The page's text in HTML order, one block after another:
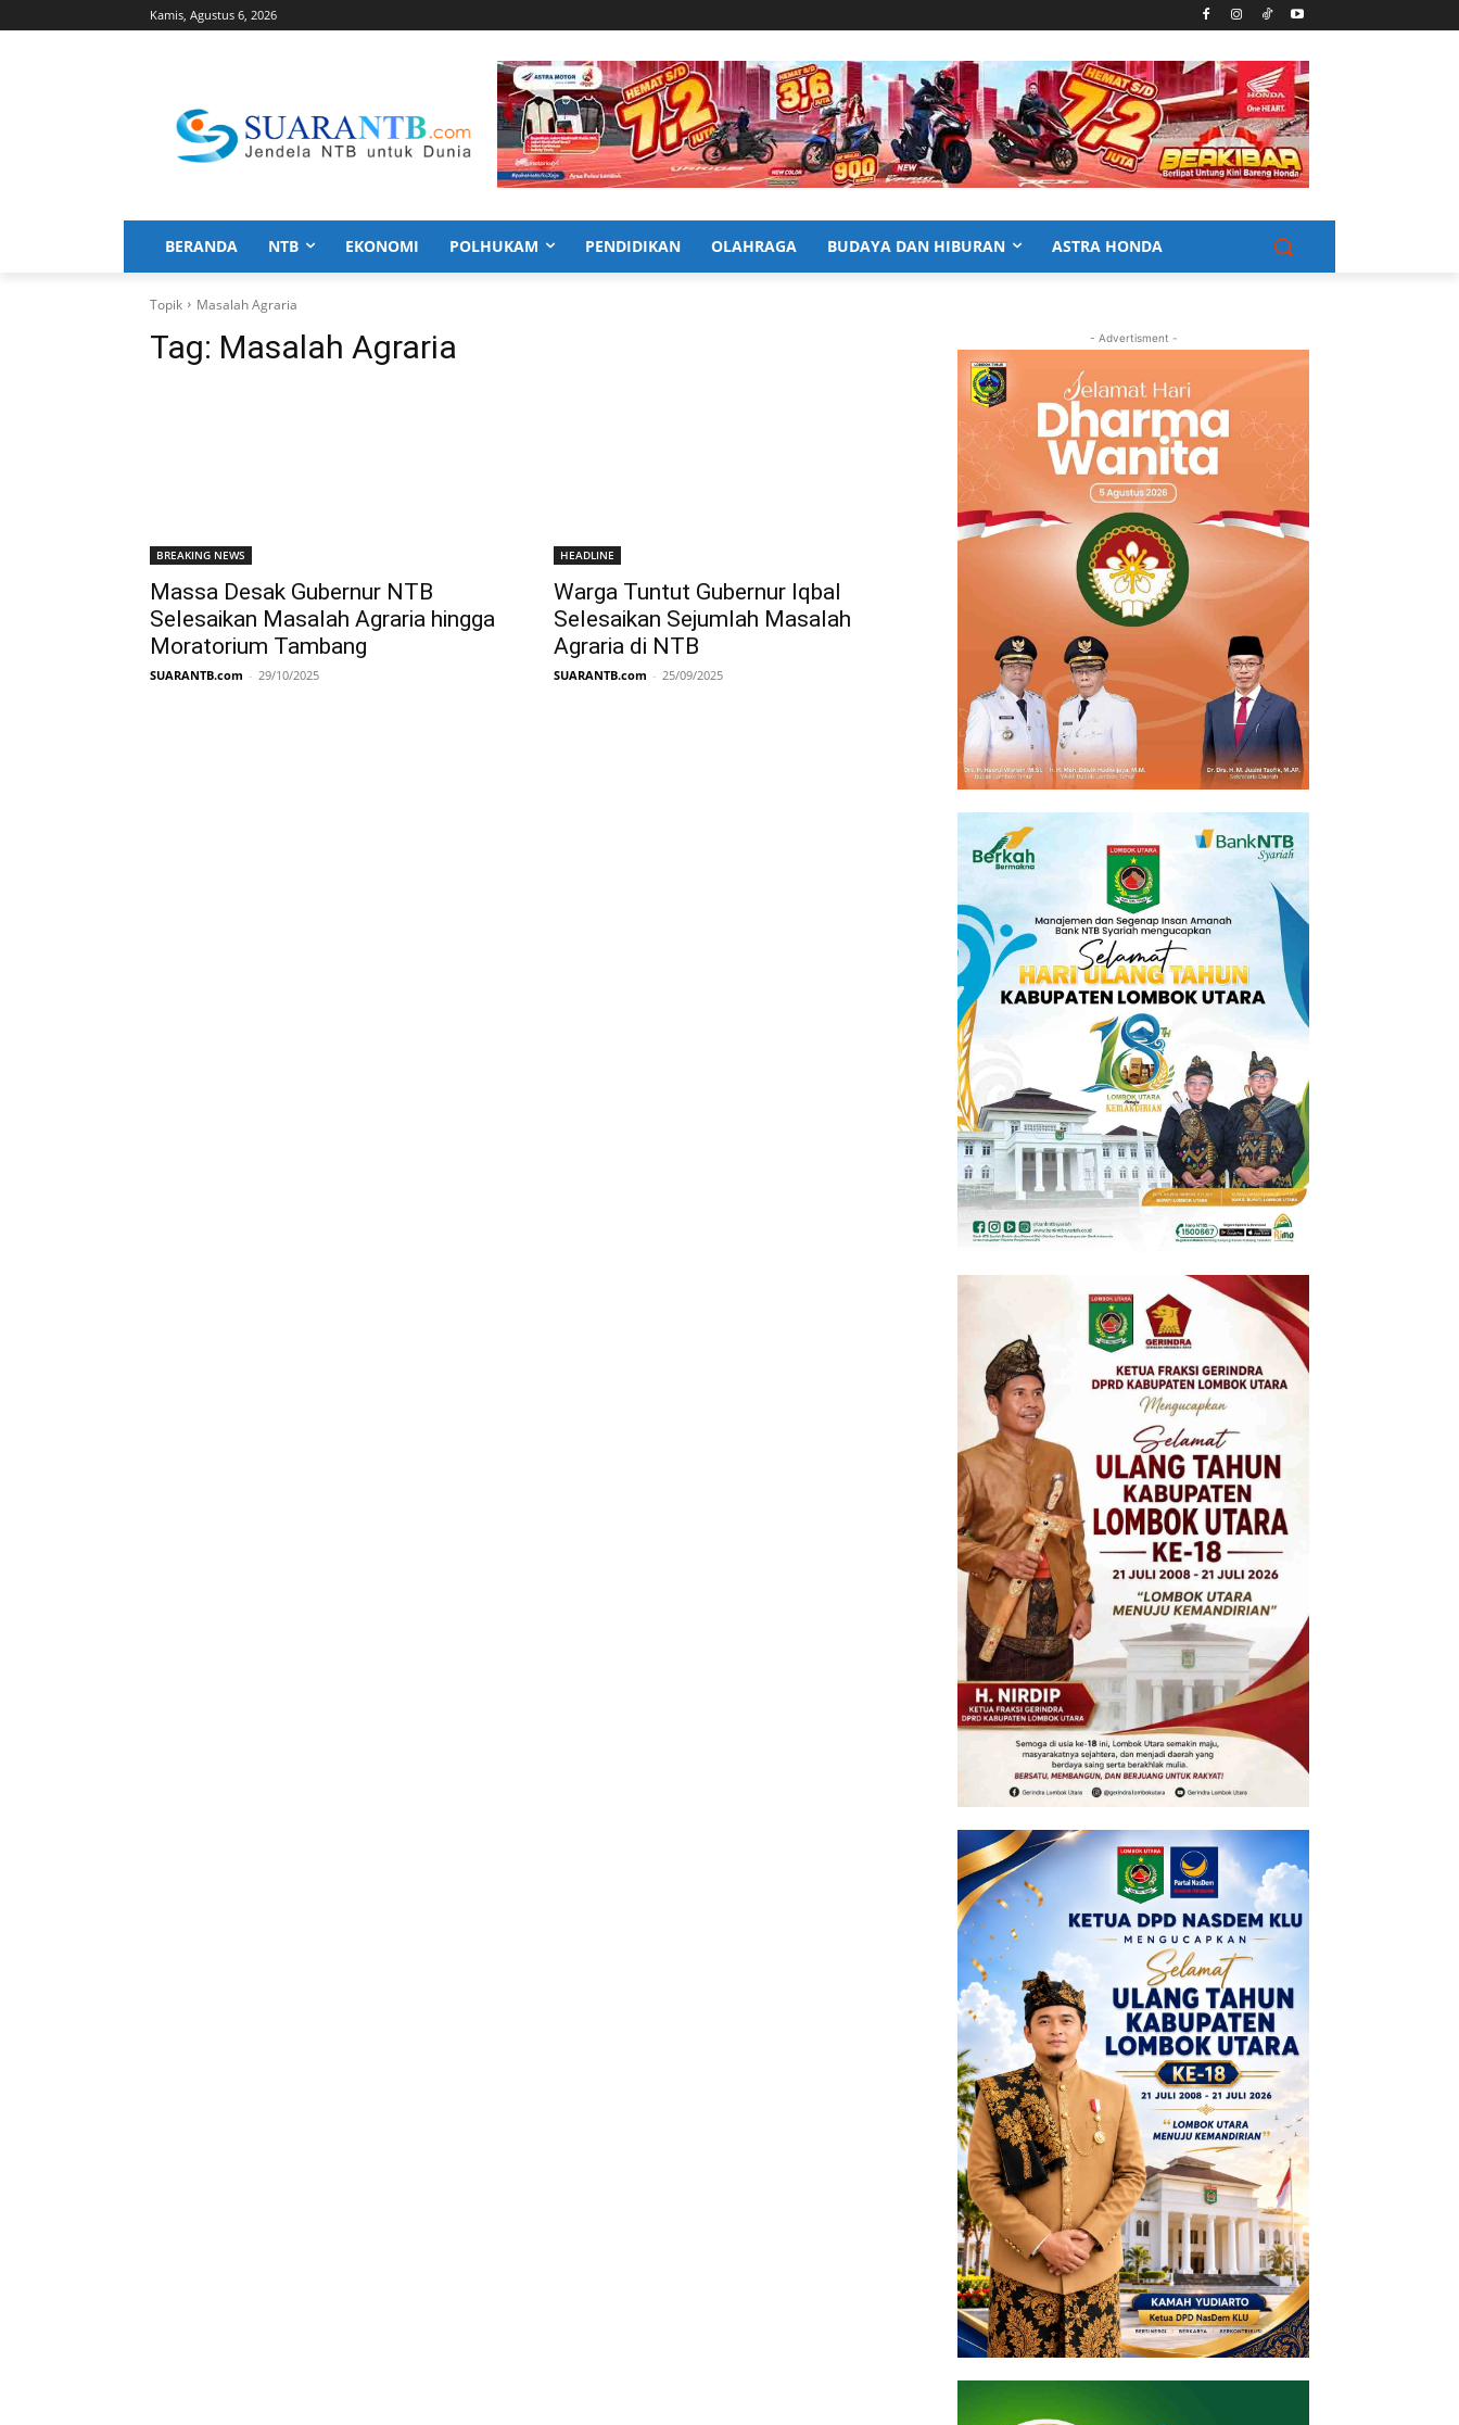
Kamis, Agustus 6, 2026
BERANDA NTB EKONOMI POLHUKAM PENDIDIKAN OLAHRAGA BUDAYA DAN HIBURAN ASTRA HONDA
Topik Masalah Agraria
Tag: Masalah Agraria
BREAKING NEWS
Massa Desak Gubernur NTB
Selesaikan Masalah Agraria hingga
Moratorium Tambang
SUARANTB.com - 29/10/2025
HEADLINE
Warga Tuntut Gubernur Iqbal
Selesaikan Sejumlah Masalah
Agraria di NTB
SUARANTB.com - 25/09/2025
- Advertisment -